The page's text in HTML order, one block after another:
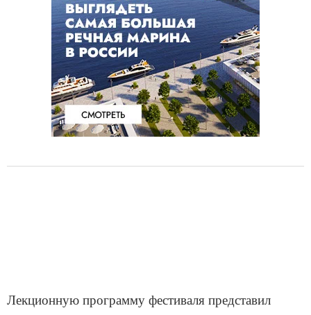
Лекционную программу фестиваля представил